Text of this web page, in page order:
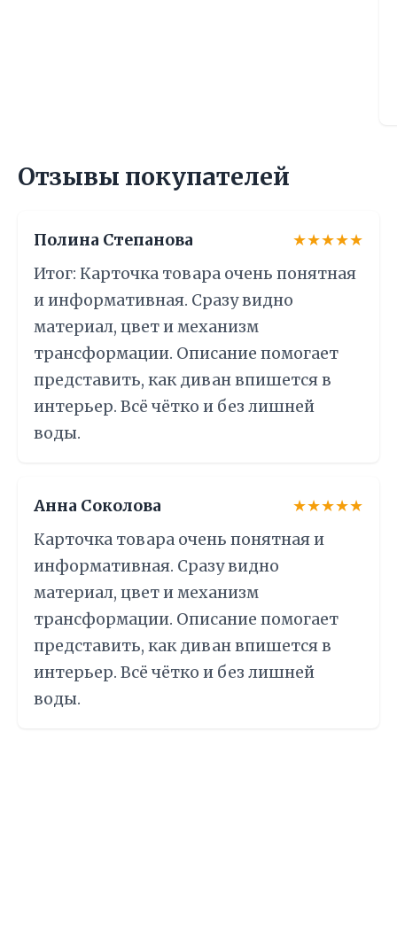
Отзывы покупателей
Полина Степанова
★★★★★
Итог: Карточка товара очень понятная
и информативная. Сразу видно
материал, цвет и механизм
трансформации. Описание помогает
представить, как диван впишется в
интерьер. Всё чётко и без лишней
воды.
Анна Соколова
★★★★★
Карточка товара очень понятная и
информативная. Сразу видно
материал, цвет и механизм
трансформации. Описание помогает
представить, как диван впишется в
интерьер. Всё чётко и без лишней
воды.